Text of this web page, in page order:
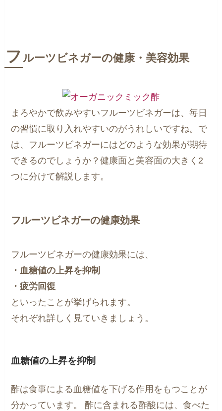
フ ルーツビネガーの健康・美容効果
まろやかで飲みやすいフルーツビネガーは、毎日
の習慣に取り入れやすいのがうれしいですね。で
は、フルーツビネガーにはどのような効果が期待
できるのでしょうか？健康面と美容面の大きく2
つに分けて解説します。
フルーツビネガーの健康効果
フルーツビネガーの健康効果には、
・血糖値の上昇を抑制
・疲労回復
といったことが挙げられます。
それぞれ詳しく見ていきましょう。
血糖値の上昇を抑制
酢は食事による血糖値を下げる作用をもつことが
分かっています。 酢に含まれる酢酸には、食べた